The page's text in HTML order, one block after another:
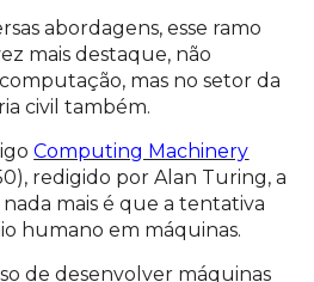
abordagens, esse ramo
mais destaque, não
mas no setor da
civil também.
Computing Machinery
redigido por Alan Turing, a
mais é que a tentativa
humano em máquinas.
de desenvolver máquinas